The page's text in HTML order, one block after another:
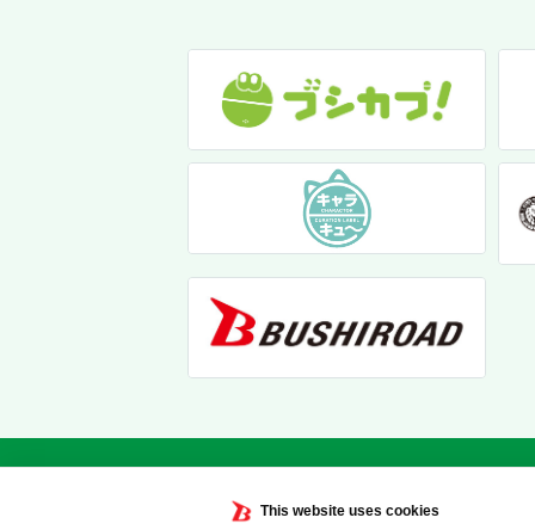
This website uses cookies